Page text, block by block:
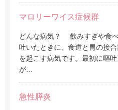
マロリーワイス症候群
どんな病気？ 飲みすぎや食
吐いたときに、食道と胃の接
を起こす病気です。最初に嘔
が…
急性膵炎